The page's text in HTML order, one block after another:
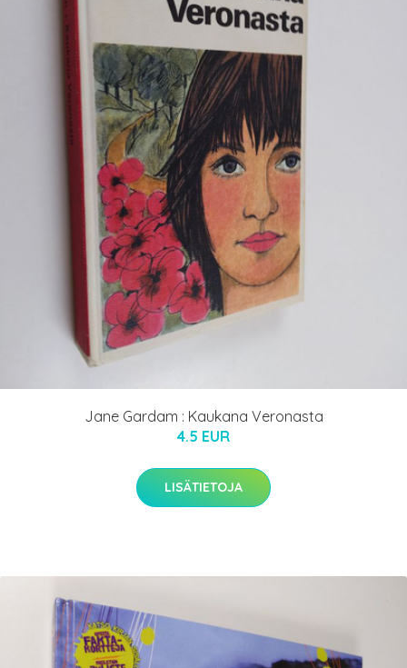
Jane Gardam : Kaukana Veronasta
4.5 EUR
LISÄTIETOJA